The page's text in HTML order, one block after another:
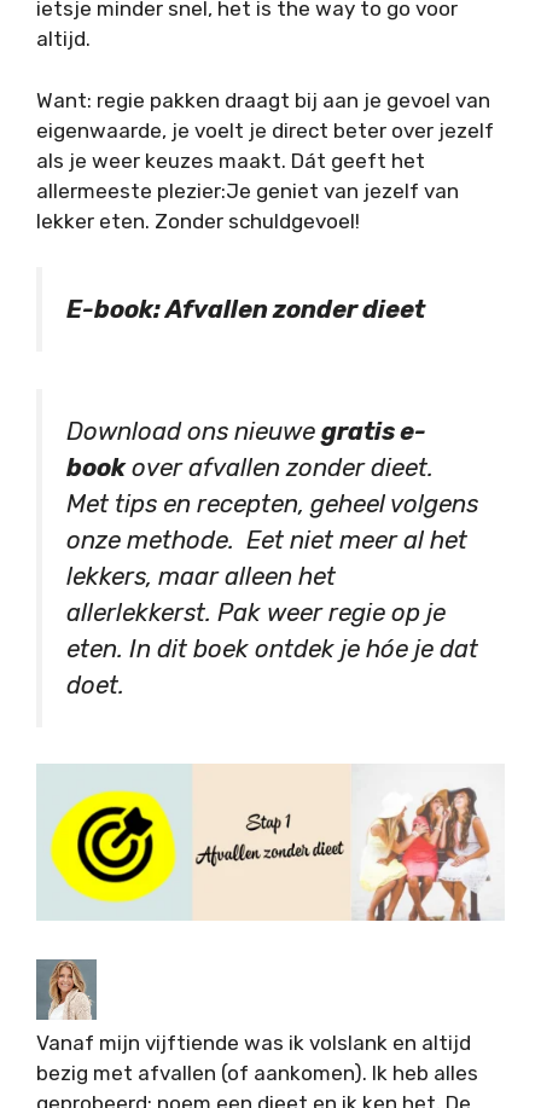
ietsje minder snel, het is the way to go voor
altijd.
Want: regie pakken draagt bij aan je gevoel van
eigenwaarde, je voelt je direct beter over jezelf
als je weer keuzes maakt. Dát geeft het
allermeeste plezier:Je geniet van jezelf van
lekker eten. Zonder schuldgevoel!
E-book: Afvallen zonder dieet
Download ons nieuwe gratis e-
bookover afvallen zonder dieet.
Met tips en recepten, geheel volgens
onze methode. Eet niet meer al het
lekkers, maar alleen het
allerlekkerst. Pak weer regie op je
eten. In dit boek ontdek je hóe je dat
doet.
Vanaf mijn vijftiende was ik volslank en altijd
bezig met afvallen (of aankomen). Ik heb alles